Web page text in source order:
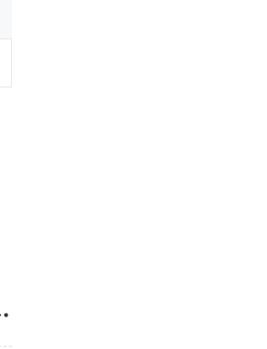
144 cm / 57 in, Buste: 128 cm / 50.4 in,